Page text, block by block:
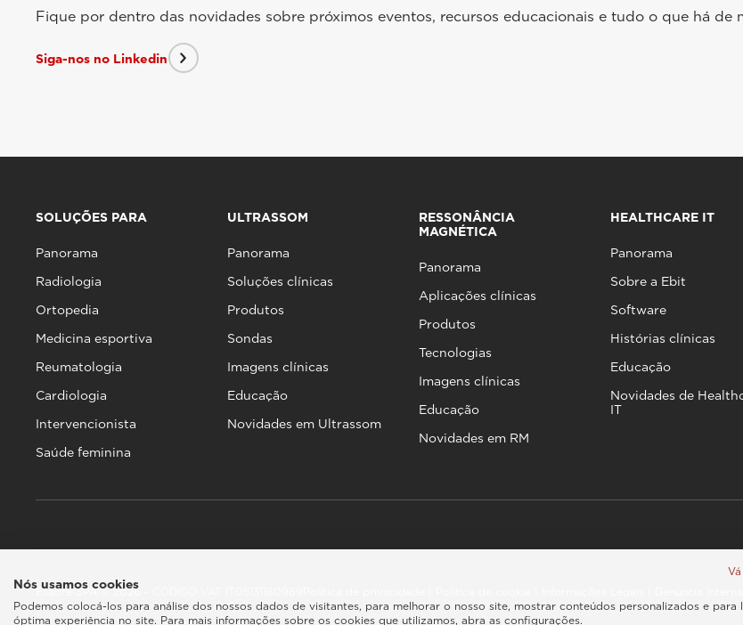
Fique por dentro das novidades sobre próximos eventos, recursos educacionais e tudo o que há de
Siga-nos no Linkedin
SOLUÇÕES PARA
Panorama
Radiologia
Ortopedia
Medicina esportiva
Reumatologia
Cardiologia
Intervencionista
Saúde feminina
ULTRASSOM
Panorama
Soluções clínicas
Produtos
Sondas
Imagens clínicas
Educação
Novidades em Ultrassom
RESSONÂNCIA
MAGNÉTICA
Panorama
Aplicações clínicas
Produtos
Tecnologias
Imagens clínicas
Educação
Novidades em RM
HEALTHCARE IT
Panorama
Sobre a Ebit
Software
Histórias clínicas
Educação
Novidades de
IT
Esaote SPA © 2026 - CÓDIGO VAT IT05131180969
Nós usamos cookies
Podemos colocá-los para análise dos nossos dados de visitantes, para melhorar o nosso site, mostrar conteúdos personalizados e para
óptima experiência no site. Para mais informações sobre os cookies que utilizamos, abra as configurações.